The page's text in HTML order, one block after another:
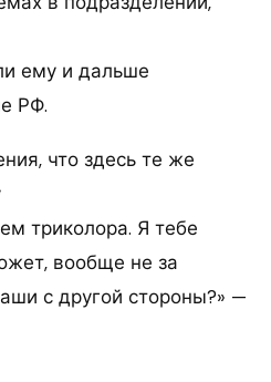
ему и дальше
РФ.
что здесь те же
триколора. Я тебе
вообще не за
с другой стороны?» —